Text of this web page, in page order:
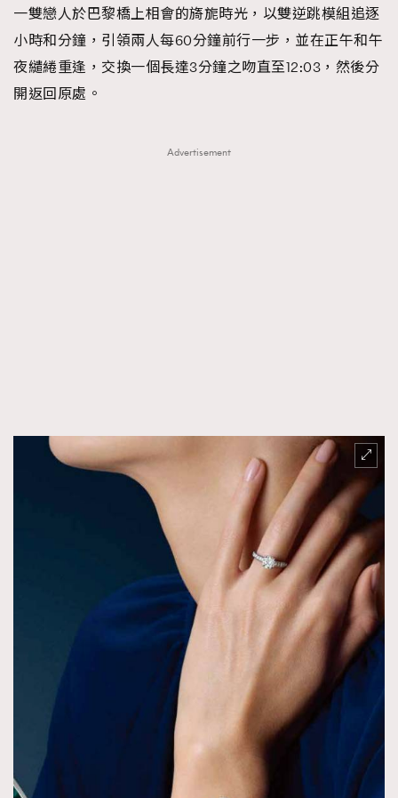
一雙戀人於巴黎橋上相會的旖旎時光，以雙逆跳模組追逐
小時和分鐘，引領兩人每60分鐘前行一步，並在正午和午
夜繾綣重逢，交換一個長達3分鐘之吻直至12:03，然後分
開返回原處。
Advertisement